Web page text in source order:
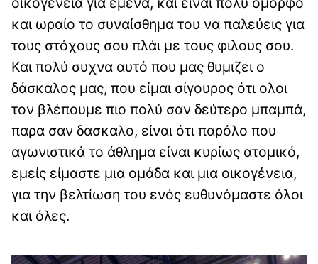
και ωραίο το συναίσθημα του να παλεύεις για
τους στόχους σου πλάι με τους φιλους σου.
Και πολύ συχνα αυτό που μας θυμιζει ο
δάσκαλος μας, που είμαι σίγουρος ότι ολοι
τον βλέπουμε πιο πολύ σαν δεύτερο μπαμπά,
παρα σαν δασκαλο, είναι ότι παρόλο που
αγωνιστικά το άθλημα είναι κυρίως ατομικό,
εμείς είμαστε μια ομάδα και μια οικογένεια,
για την βελτίωση του ενός ευθυνόμαστε όλοι
και όλες.